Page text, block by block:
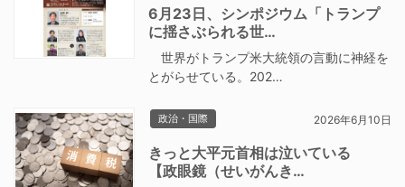
6月23日、シンポジウム「トランプ
に揺さぶられる世…
世界がトランプ米大統領の言動に神経を
とがらせている。202…
政治・国際 2026年6月10日
きっと大平元首相は泣いている
【政眼鏡（せいがんき…